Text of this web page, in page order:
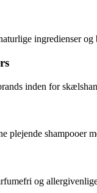
ingredienser
inden for
plejende shampooer
og